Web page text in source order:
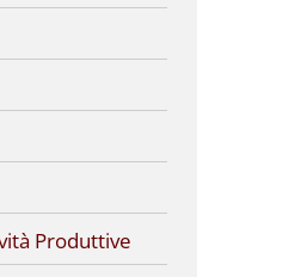
Produttive